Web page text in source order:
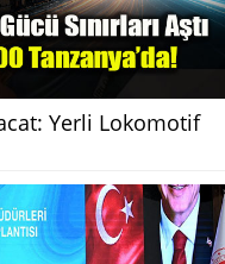
Yerli Lokomotif